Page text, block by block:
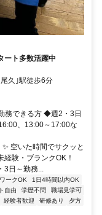
ート多数活躍中
久｣駅徒歩6分
務できる方 ◆週2・3日
、13:00～17:00な
空いた時間でサクッと
験・ブランクOK！
3日～勤務...
ークOK
1日4時間以内OK
自由 学歴不問
職場見学可
経験者歓迎 研修あり
夕方